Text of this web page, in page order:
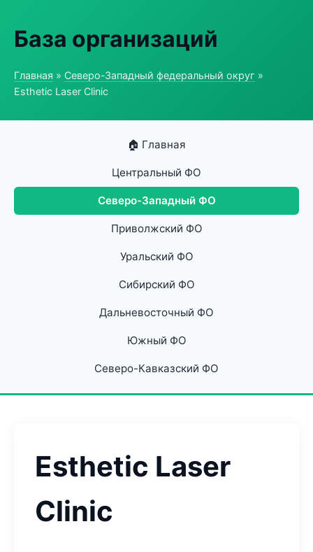
База организаций
Главная » Северо-Западный федеральный округ »
Esthetic Laser Clinic
🏠 Главная
Центральный ФО
Северо-Западный ФО
Приволжский ФО
Уральский ФО
Сибирский ФО
Дальневосточный ФО
Южный ФО
Северо-Кавказский ФО
Esthetic Laser
Clinic